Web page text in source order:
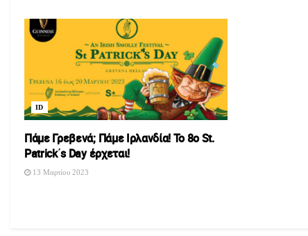
ID
Πάμε Γρεβενά; Πάμε Ιρλανδία! Το 8ο St.
Patrick΄s Day έρχεται!
13 Μαρτίου 2023